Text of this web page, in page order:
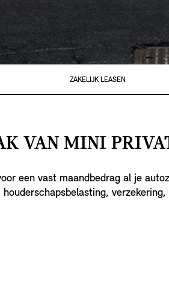
ZAKELIJK LEASEN
VAN MINI
een vast maandbedrag al je